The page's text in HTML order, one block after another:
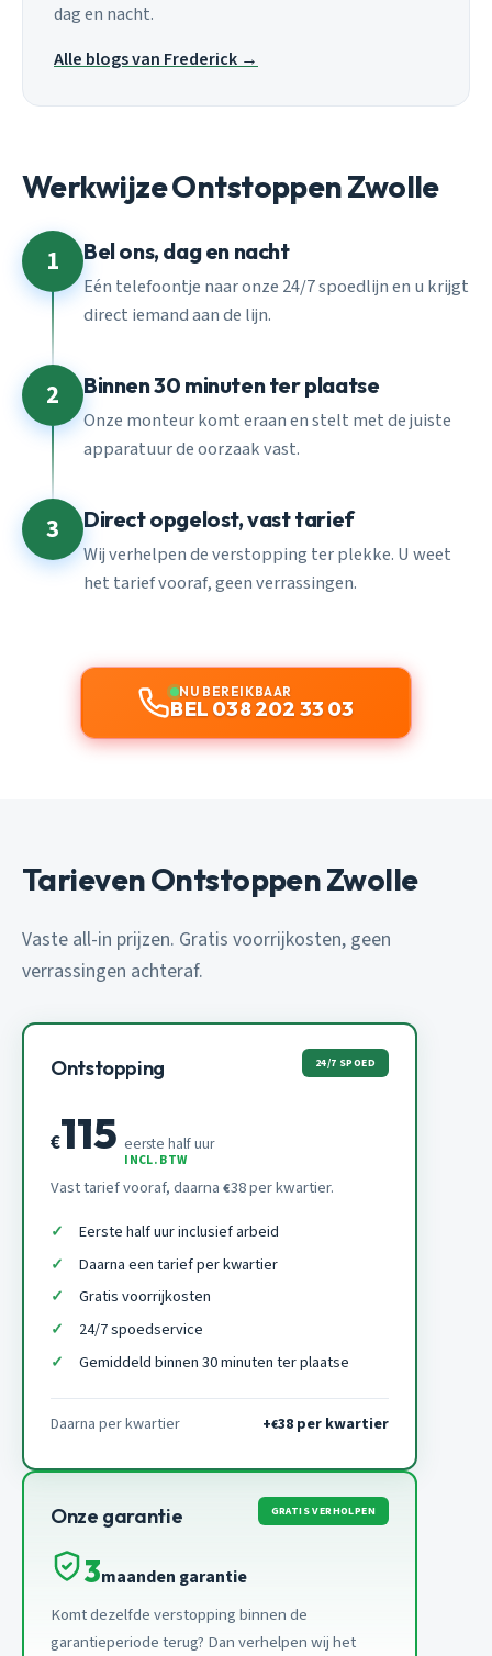
dag en nacht.
Alle blogs van Frederick →
Werkwijze Ontstoppen Zwolle
1 Bel ons, dag en nacht
Eén telefoontje naar onze 24/7 spoedlijn en u krijgt
direct iemand aan de lijn.
2 Binnen 30 minuten ter plaatse
Onze monteur komt eraan en stelt met de juiste
apparatuur de oorzaak vast.
3 Direct opgelost, vast tarief
Wij verhelpen de verstopping ter plekke. U weet
het tarief vooraf, geen verrassingen.
NU BEREIKBAAR
BEL 038 202 33 03
Tarieven Ontstoppen Zwolle
Vaste all-in prijzen. Gratis voorrijkosten, geen
verrassingen achteraf.
Ontstopping 24/7 SPOED
€115 eerste half uur
INCL. BTW
Vast tarief vooraf, daarna €38 per kwartier.
Eerste half uur inclusief arbeid
Daarna een tarief per kwartier
Gratis voorrijkosten
24/7 spoedservice
Gemiddeld binnen 30 minuten ter plaatse
Daarna per kwartier +€38 per kwartier
Onze garantie GRATIS VERHOLPEN
3maanden garantie
Komt dezelfde verstopping binnen de
garantieperiode terug? Dan verhelpen wij het